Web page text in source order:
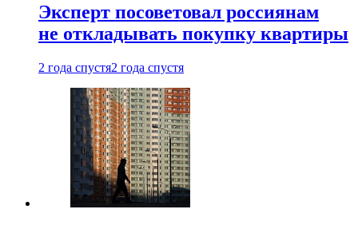
Эксперт посоветовал россиянам
не откладывать покупку квартиры
2 года спустя2 года спустя